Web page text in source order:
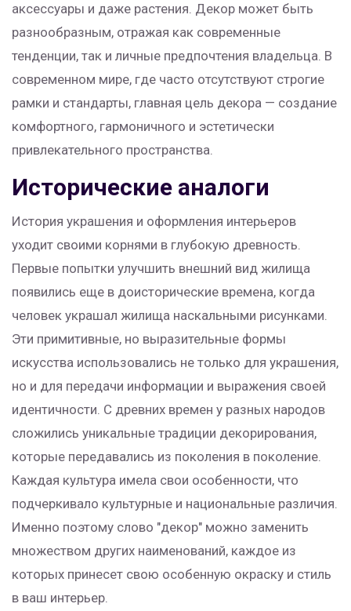
аксессуары и даже растения. Декор может быть
разнообразным, отражая как современные
тенденции, так и личные предпочтения владельца. В
современном мире, где часто отсутствуют строгие
рамки и стандарты, главная цель декора — создание
комфортного, гармоничного и эстетически
привлекательного пространства.
Исторические аналоги
История украшения и оформления интерьеров
уходит своими корнями в глубокую древность.
Первые попытки улучшить внешний вид жилища
появились еще в доисторические времена, когда
человек украшал жилища наскальными рисунками.
Эти примитивные, но выразительные формы
искусства использовались не только для украшения,
но и для передачи информации и выражения своей
идентичности. С древних времен у разных народов
сложились уникальные традиции декорирования,
которые передавались из поколения в поколение.
Каждая культура имела свои особенности, что
подчеркивало культурные и национальные различия.
Именно поэтому слово "декор" можно заменить
множеством других наименований, каждое из
которых принесет свою особенную окраску и стиль
в ваш интерьер.